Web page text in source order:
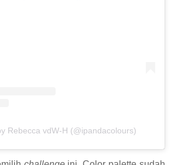
Rebecca vdW-H (@ipandacolours)